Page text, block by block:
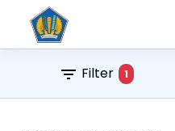
Filter 1